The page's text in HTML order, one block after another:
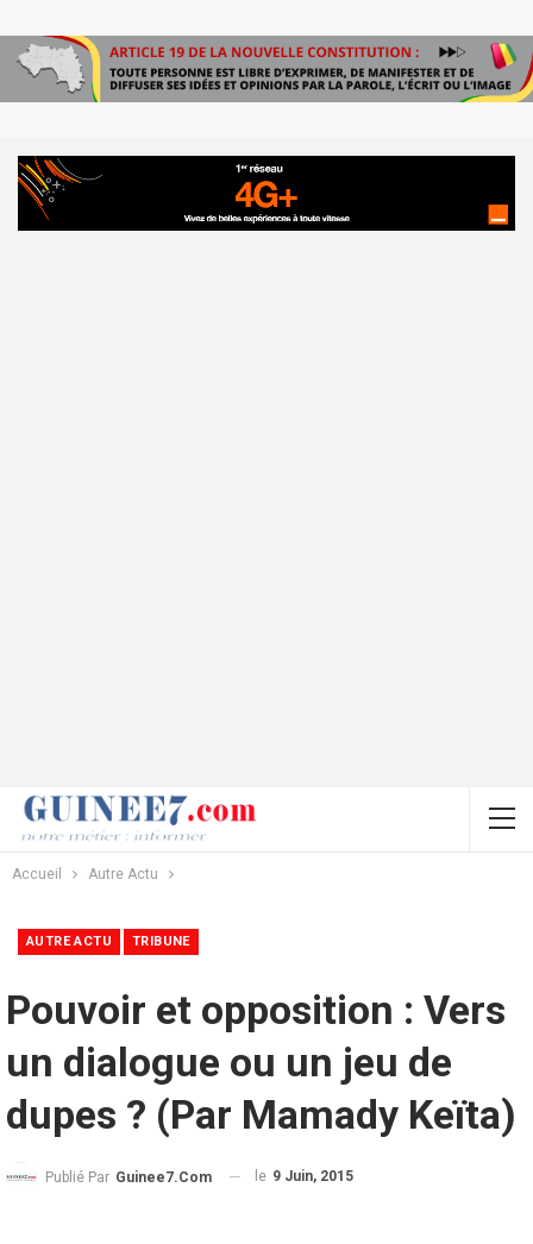
Accueil Autre Actu
AUTRE ACTU TRIBUNE
Pouvoir et opposition : Vers
un dialogue ou un jeu de
dupes ? (Par Mamady Keïta)
Publié Par Guinee7.com le 9 Juin, 2015